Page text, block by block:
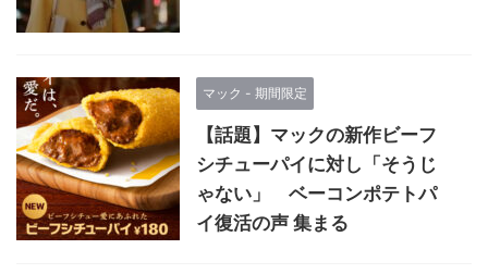
マック - 期間限定
【話題】マックの新作ビーフ
シチューパイに対し「そうじ
ゃない」 ベーコンポテトパ
イ復活の声 集まる